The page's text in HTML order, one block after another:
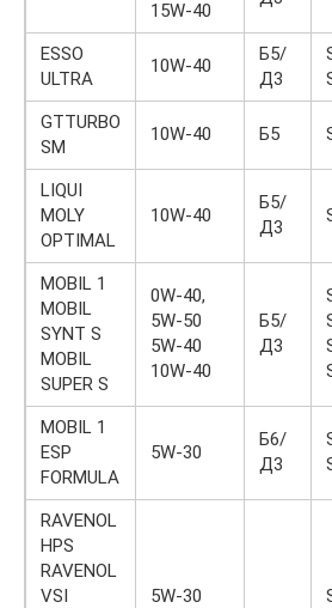
15W-40
ESSO
ULTRA
10W-40
Б5/
Д3
GTTURBO
SM
10W-40 Б5
LIQUI
MOLY
OPTIMAL
10W-40
Б5/
Д3
MOBIL 1
MOBIL
SYNT S
MOBIL
SUPER S
0W-40,
5W-50
5W-40
10W-40
Б5/
Д3
MOBIL 1
ESP
FORMULA
5W-30
Б6/
Д3
RAVENOL
HPS
RAVENOL
VSI
5W-30